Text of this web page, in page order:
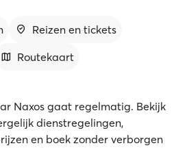
Reizen en tickets
Routekaart
Naxos gaat regelmatig. Bekijk
dienstregelingen,
en boek zonder verborgen